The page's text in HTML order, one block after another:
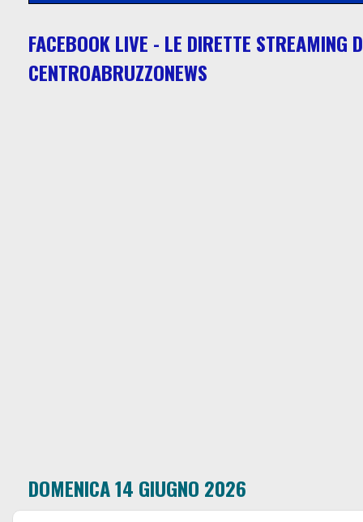
FACEBOOK LIVE - LE DIRETTE STREAMING
CENTROABRUZZONEWS
DOMENICA 14 GIUGNO 2026